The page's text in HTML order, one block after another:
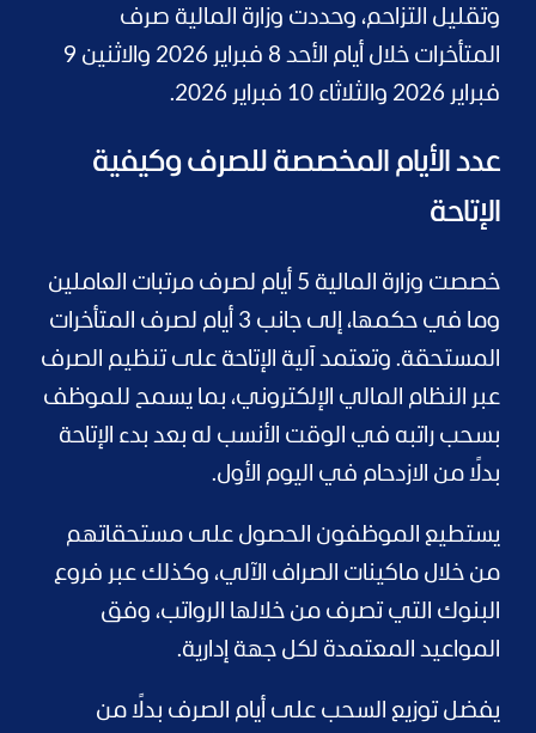
وتقليل التزاحم، وحددت وزارة المالية صرف
المتأخرات خلال أيام الأحد 8 فبراير 2026 والاثنين 9
فبراير 2026 والثلاثاء 10 فبراير 2026.
عدد الأيام المخصصة للصرف وكيفية
الإتاحة
خصصت وزارة المالية 5 أيام لصرف مرتبات العاملين
وما في حكمها، إلى جانب 3 أيام لصرف المتأخرات
المستحقة. وتعتمد آلية الإتاحة على تنظيم الصرف
عبر النظام المالي الإلكتروني، بما يسمح للموظف
بسحب راتبه في الوقت الأنسب له بعد بدء الإتاحة
بدلًا من الازدحام في اليوم الأول.
يستطيع الموظفون الحصول على مستحقاتهم
من خلال ماكينات الصراف الآلي، وكذلك عبر فروع
البنوك التي تصرف من خلالها الرواتب، وفق
المواعيد المعتمدة لكل جهة إدارية.
يفضل توزيع السحب على أيام الصرف بدلًا من